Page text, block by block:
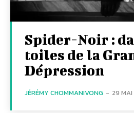
Spider-Noir :
toiles de la
Dépression
JÉRÉMY CHOMMANIVONG - 29